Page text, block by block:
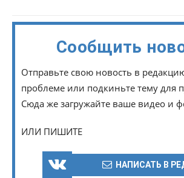
Сообщить
Отправьте свою новость в
проблеме или подкиньте тему для
Сюда же загружайте ваше видео и
ИЛИ ПИШИТЕ
НАПИСАТЬ В